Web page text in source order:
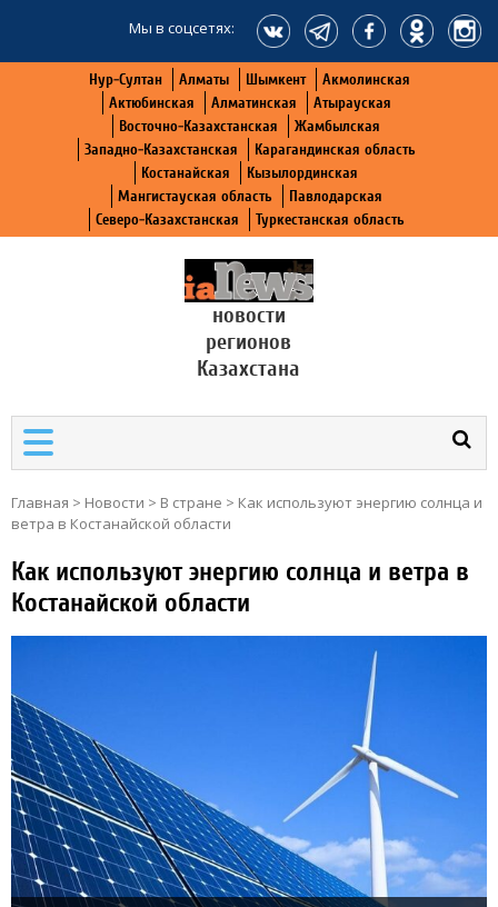
Мы в соцсетях:
Нур-Султан Алматы Шымкент
Акмолинская
Актюбинская
Алматинская
Атырауская
Восточно-Казахстанская
Жамбылская
Западно-Казахстанская
Карагандинская область
Костанайская
Кызылординская
Мангистауская область
Павлодарская
Северо-Казахстанская
Туркестанская область
новости
регионов
Казахстана
Главная > Новости > В стране > Как используют энергию солнца и
ветра в Костанайской области
Как используют энергию солнца и ветра в
Костанайской области